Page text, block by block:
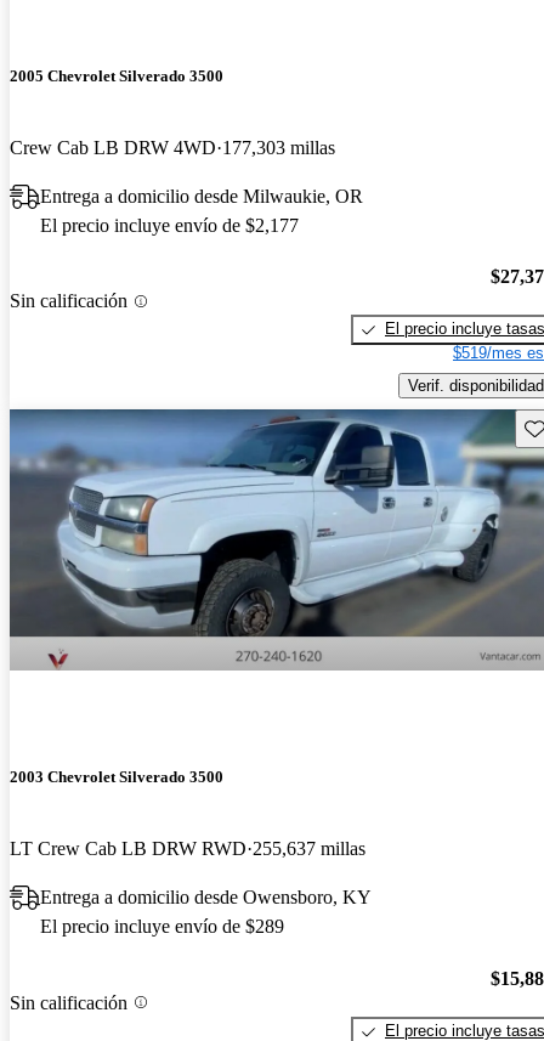
2005 Chevrolet Silverado 3500
Crew Cab LB DRW 4WD 177,303 millas
Entrega a domicilio desde Milwaukie, OR
El precio incluye envío de $2,177
Sin calificación
El precio incluye tasas
$519/mes
Verif. disponibilidad
2003 Chevrolet Silverado 3500
LT Crew Cab LB DRW RWD 255,637 millas
Entrega a domicilio desde Owensboro, KY
El precio incluye envío de $289
Sin calificación
El precio incluye tasas